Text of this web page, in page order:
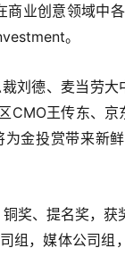
业创意领域中
。
刘德、麦当劳
王传东、
金投赏带来新
奖、提名奖，
组，媒体公司